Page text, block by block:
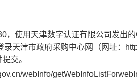
，使用天津数字认证有限公司发出的
录天津市政府采购中心网（网址：
提交。
webInfo/